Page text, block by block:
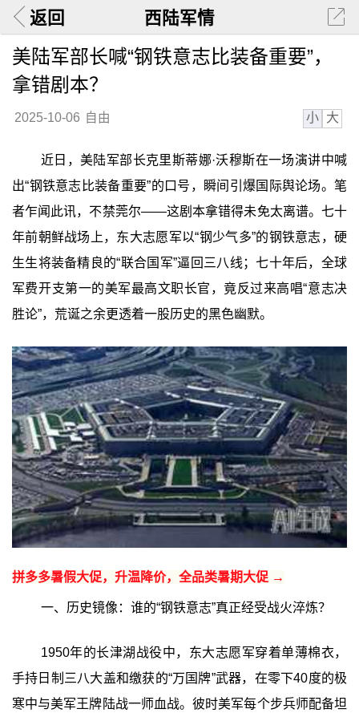
返回 西陆军情
美陆军部长喊“钢铁意志比装备重要”，
拿错剧本？
2025-10-06 自由 小 大
近日，美陆军部长克里斯蒂娜·沃穆斯在一场演讲中喊
出“钢铁意志比装备重要”的口号，瞬间引爆国际舆论场。笔
者乍闻此讯，不禁莞尔——这剧本拿错得未免太离谱。七十
年前朝鲜战场上，东大志愿军以“钢少气多”的钢铁意志，硬
生生将装备精良的“联合国军”逼回三八线；七十年后，全球
军费开支第一的美军最高文职长官，竟反过来高唱“意志决
胜论”，荒诞之余更透着一股历史的黑色幽默。
拼多多暑假大促，升温降价，全品类暑期大促 →
一、历史镜像：谁的“钢铁意志”真正经受战火淬炼？
1950年的长津湖战役中，东大志愿军穿着单薄棉衣，
手持日制三八大盖和缴获的“万国牌”武器，在零下40度的极
寒中与美军王牌陆战一师血战。彼时美军每个步兵师配备坦